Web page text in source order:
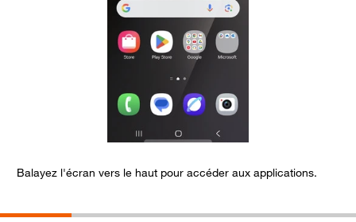
Balayez l'écran vers le haut pour accéder aux applications.